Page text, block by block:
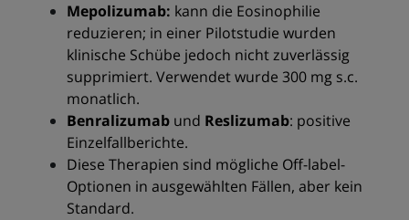
Mepolizumab: kann die Eosinophilie
reduzieren; in einer Pilotstudie wurden
klinische Schübe jedoch nicht zuverlässig
supprimiert. Verwendet wurde 300 mg s.c.
monatlich.
Benralizumabund Reslizumab: positive
Einzelfallberichte.
Diese Therapien sind mögliche Off-label-
Optionen in ausgewählten Fällen, aber kein
Standard.